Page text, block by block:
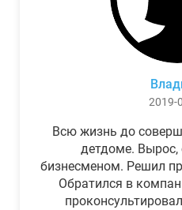
2019-
Всю жизнь до
детдоме.
бизнесменом. Решил
Обратился в